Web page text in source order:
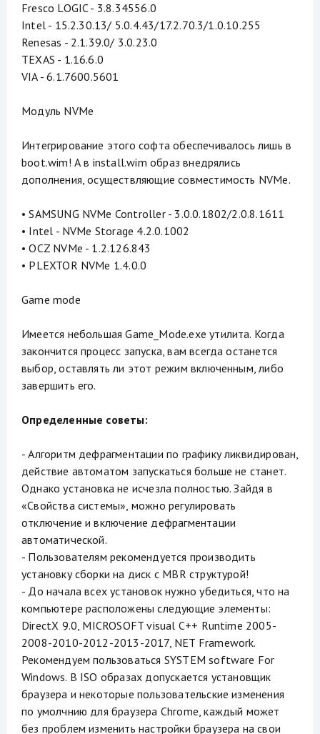
Fresco LOGIC - 3.8.34556.0
Intel - 15.2.30.13/ 5.0.4.43/17.2.70.3/1.0.10.255
Renesas - 2.1.39.0/ 3.0.23.0
TEXAS - 1.16.6.0
VIA - 6.1.7600.5601
Модуль NVMe
Интегрирование этого софта обеспечивалось лишь в
boot.wim! А в install.wim образ внедрялись
дополнения, осуществляющие совместимость NVMe.
• SAMSUNG NVMe Controller - 3.0.0.1802/2.0.8.1611
• Intel - NVMe Storage 4.2.0.1002
• OCZ NVMe - 1.2.126.843
• PLEXTOR NVMe 1.4.0.0
Game mode
Имеется небольшая Game_Mode.exe утилита. Когда
закончится процесс запуска, вам всегда останется
выбор, оставлять ли этот режим включенным, либо
завершить его.
Определенные советы:
- Алгоритм дефрагментации по графику ликвидирован,
действие автоматом запускаться больше не станет.
Однако установка не исчезла полностью. Зайдя в
«Свойства системы», можно регулировать
отключение и включение дефрагментации
автоматической.
- Пользователям рекомендуется производить
установку сборки на диск с MBR структурой!
- До начала всех установок нужно убедиться, что на
компьютере расположены следующие элементы:
DirectX 9.0, MICROSOFT visual C++ Runtime 2005-
2008-2010-2012-2013-2017, NET Framework.
Рекомендуем пользоваться SYSTEM software For
Windows. В ISO образах допускается установщик
браузера и некоторые пользовательские изменения
по умолчнию для браузера Chrome, каждый может
без проблем изменить настройки браузера на свои